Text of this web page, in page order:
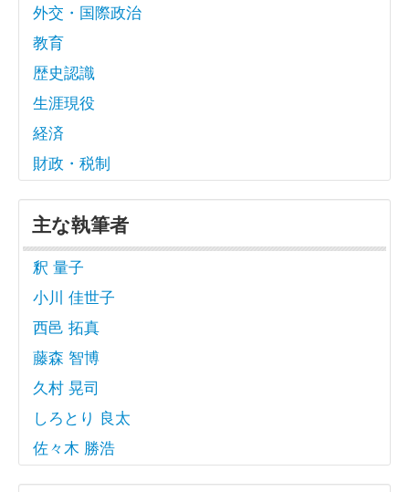
外交・国際政治
教育
歴史認識
生涯現役
経済
財政・税制
主な執筆者
釈 量子
小川 佳世子
西邑 拓真
藤森 智博
久村 晃司
しろとり 良太
佐々木 勝浩